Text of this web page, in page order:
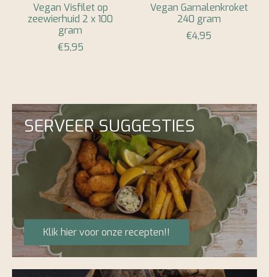
Vegan Visfilet op
zeewierhuid 2 x 100
gram
€5,95
Vegan Garnalenkroket
240 gram
€4,95
SERVEER SUGGESTIES
Klik hier voor onze recepten!!